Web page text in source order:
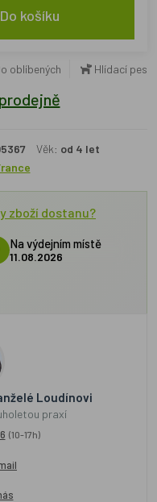
Do košíku
oblíbených Hlídací pes
Věk: od 4 let
zboží dostanu?
Na výdejním místě
11.08.2026
Loudínovi
praxí
(10-17h)